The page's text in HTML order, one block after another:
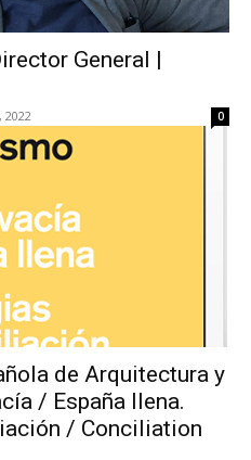
General |
2022 0
de Arquitectura y
/ España llena.
/ Conciliation